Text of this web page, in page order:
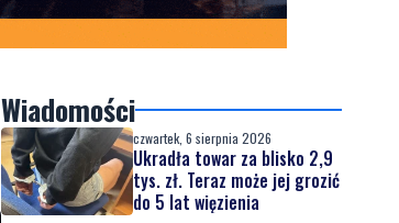
Wiadomości
czwartek, 6 sierpnia 2026
Ukradła towar za blisko 2,9
tys. zł. Teraz może jej grozić
do 5 lat więzienia